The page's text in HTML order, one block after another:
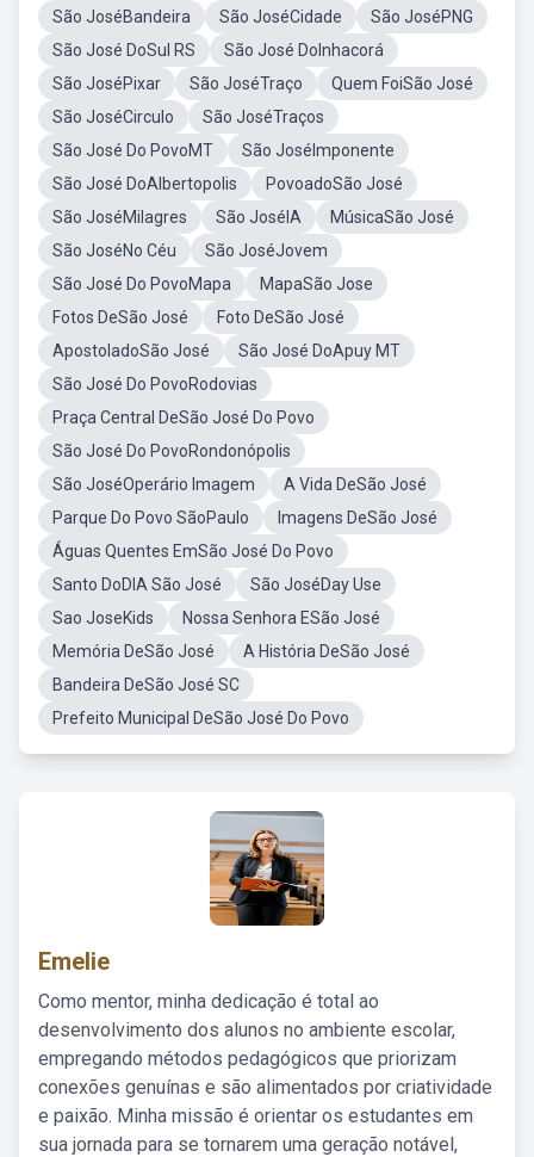
São JoséBandeira São JoséCidade
São JoséPNG
São José DoSul RS
São José DoInhacorá
São JoséPixar
São JoséTraço
Quem FoiSão José
São JoséCirculo
São JoséTraços
São José Do PovoMT
São JoséImponente
São José DoAlbertopolis
PovoadoSão José
São JoséMilagres
São JoséIA
MúsicaSão José
São JoséNo Céu
São JoséJovem
São José Do PovoMapa
MapaSão Jose
Fotos DeSão José
Foto DeSão José
ApostoladoSão José
São José DoApuy MT
São José Do PovoRodovias
Praça Central DeSão José Do Povo
São José Do PovoRondonópolis
São JoséOperário Imagem
A Vida DeSão José
Parque Do Povo SãoPaulo
Imagens DeSão José
Águas Quentes EmSão José Do Povo
Santo DoDIA São José
São JoséDay Use
Sao JoseKids
Nossa Senhora ESão José
Memória DeSão José
A História DeSão José
Bandeira DeSão José SC
Prefeito Municipal DeSão José Do Povo
Emelie
Como mentor, minha dedicação é total ao
desenvolvimento dos alunos no ambiente escolar,
empregando métodos pedagógicos que priorizam
conexões genuínas e são alimentados por criatividade
e paixão. Minha missão é orientar os estudantes em
sua jornada para se tornarem uma geração notável,